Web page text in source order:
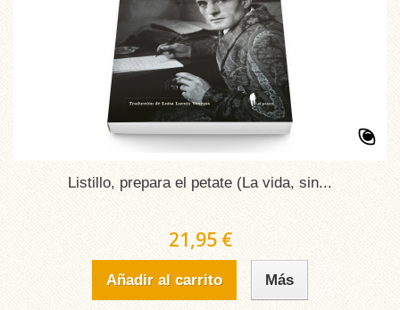
Listillo, prepara el petate (La vida, sin...
21,95 €
Añadir al carrito Más